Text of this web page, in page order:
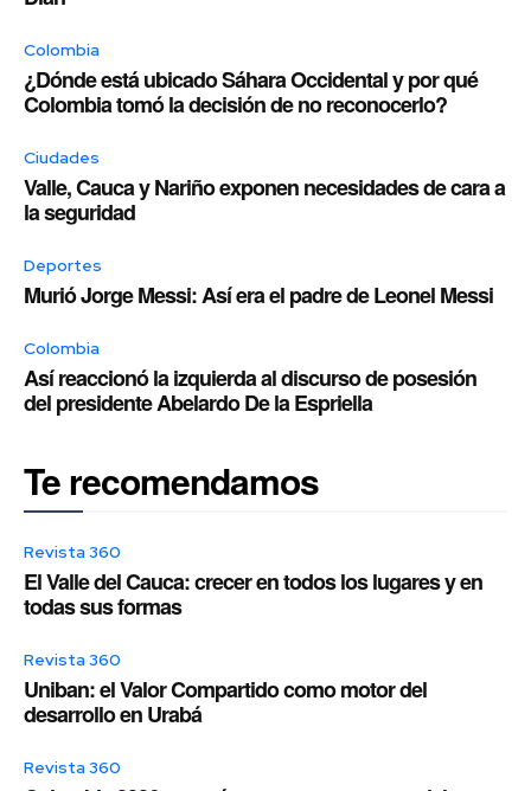
Colombia
¿Dónde está ubicado Sáhara Occidental y por qué
Colombia tomó la decisión de no reconocerlo?
Ciudades
Valle, Cauca y Nariño exponen necesidades de cara a
la seguridad
Deportes
Murió Jorge Messi: Así era el padre de Leonel Messi
Colombia
Así reaccionó la izquierda al discurso de posesión
del presidente Abelardo De la Espriella
Te recomendamos
Revista 360
El Valle del Cauca: crecer en todos los lugares y en
todas sus formas
Revista 360
Uniban: el Valor Compartido como motor del
desarrollo en Urabá
Revista 360